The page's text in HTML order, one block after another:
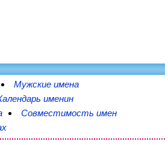
Мужские имена
именин
Совместимость имен